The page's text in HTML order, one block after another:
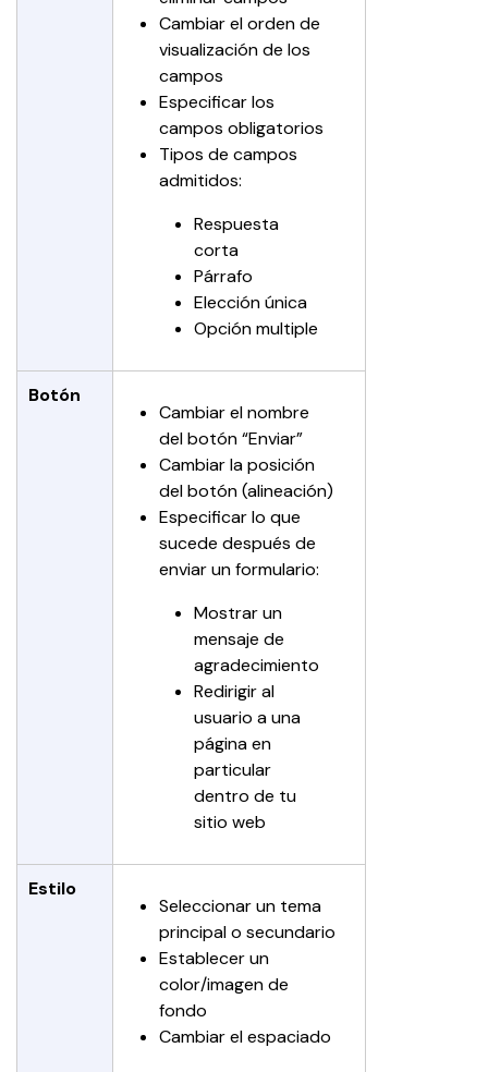
Cambiar el orden de
visualización de los
campos
Especificar los
campos obligatorios
Tipos de campos
admitidos:
Respuesta
corta
Párrafo
Elección única
Opción multiple
Botón
Cambiar el nombre
del botón “Enviar”
Cambiar la posición
del botón (alineación)
Especificar lo que
sucede después de
enviar un formulario:
Mostrar un
mensaje de
agradecimiento
Redirigir al
usuario a una
página en
particular
dentro de tu
sitio web
Estilo
Seleccionar un tema
principal o secundario
Establecer un
color/imagen de
fondo
Cambiar el espaciado